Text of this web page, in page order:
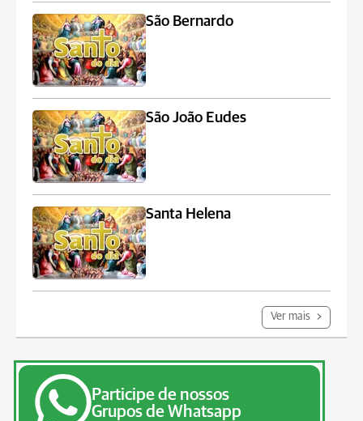
São Bernardo
São João Eudes
Santa Helena
Ver mais
Participe de nossos
Grupos de Whatsapp